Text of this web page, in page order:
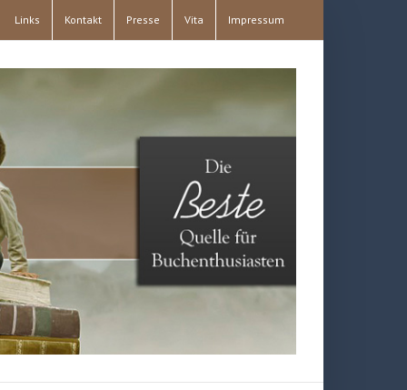
Links Kontakt Presse Vita Impressum